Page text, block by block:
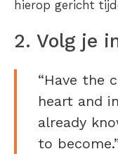
hierop gericht
2. Volg je
“Have the
heart and
already
to